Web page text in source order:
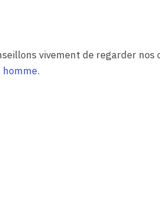
vivement de regarder nos
homme.